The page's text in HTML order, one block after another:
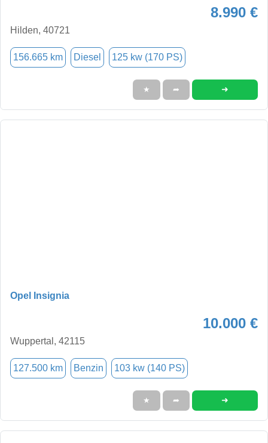
8.990 €
Hilden, 40721
156.665 km Diesel 125 kw (170 PS)
★ ➦ ➜
Opel Insignia
10.000 €
Wuppertal, 42115
127.500 km Benzin 103 kw (140 PS)
★ ➦ ➜